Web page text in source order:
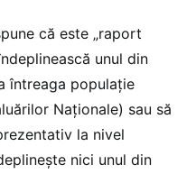
că este „raport
unul din
întreaga populație
Naționale) sau să
la nivel
nici unul din